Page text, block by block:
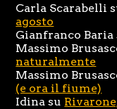
Carla Scarabelli
agosto
Gianfranco Baria
Massimo
naturalmente
Massimo
(e ora il fiume)
Idina su